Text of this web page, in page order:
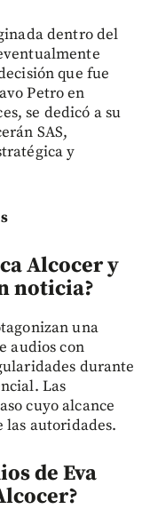
dentro del
que fue
Petro en
se dedicó a su
SAS,
y
Alcocer y
noticia?
una
audios con
durante
Las
cuyo alcance
las autoridades.
de Eva